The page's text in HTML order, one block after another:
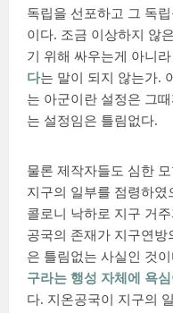
독립을 선포하고 그 독
이다. 조금 이상하지 않
기 위해 싸우는게 아니라
다는 말이 되지 않는가.
는 아군이란 설정은 그
는 설정임은 틀림없다.
물론 제작자들도 심한
지구의 일부를 점령하였
콜로니 낙하로 지구 거
공국의 존재가 지구연
은 틀림없는 사실인 것
구라는 행성 자체에 욕
다. 지온공국이 지구의